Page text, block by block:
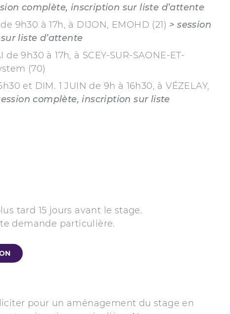
complète, inscription sur liste d’attente
9h30 à 17h, à DIJON, EMOHD (21) > session
liste d’attente
de 9h30 à 17h, à SCEY-SUR-SAONE-ET-
(70)
et DIM. 1 JUIN de 9h à 16h30, à VÉZELAY,
complète, inscription sur liste
tard 15 jours avant le stage.
demande particulière.
pour un aménagement du stage en